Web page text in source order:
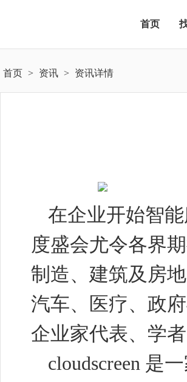
首页
首页 > 资讯 > 资讯详情
在企业开始智
度盛会尤令各界
制造、建筑及房
汽车、医疗、政
企业家代表、学
cloudscreen 是